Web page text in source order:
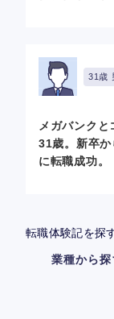
31歳
メガバンク
31歳。新卒
に転職成功。
転職体験記を探
業種から探